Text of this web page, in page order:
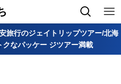
旅行のジェイトリップツアー/北海
なパッケー ジツアー満載